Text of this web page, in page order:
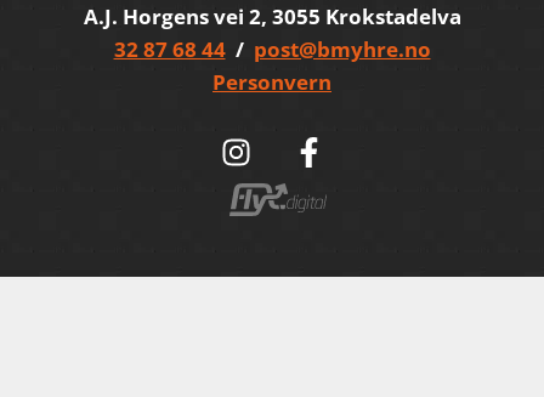
A.J. Horgens vei 2, 3055 Krokstadelva
32 87 68 44/ post@bmyhre.no
Personvern